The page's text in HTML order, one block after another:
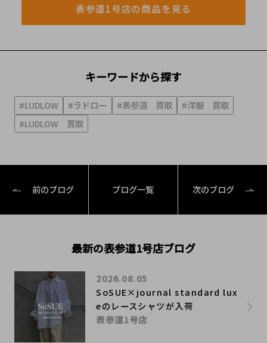
表参道1号店の商品を見る
キーワードから探す
#LUDLOW #ラドロー #表参道 買取
#洋服 買取
#LUDLOW 買取
前のブログ ブログ一覧 次のブログ
最新の表参道1号店ブログ
SoSUE×journal standard lux
eのレースシャツが入荷
2026.08.05
表参道1号店